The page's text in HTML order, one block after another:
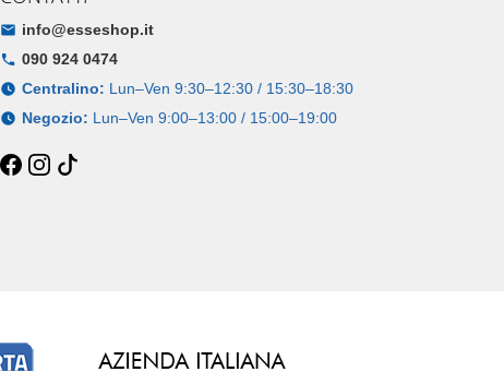
info@esseshop.it
090 924 0474
Centralino: Lun–Ven 9:30–12:30 / 15:30–18:30
Negozio: Lun–Ven 9:00–13:00 / 15:00–19:00